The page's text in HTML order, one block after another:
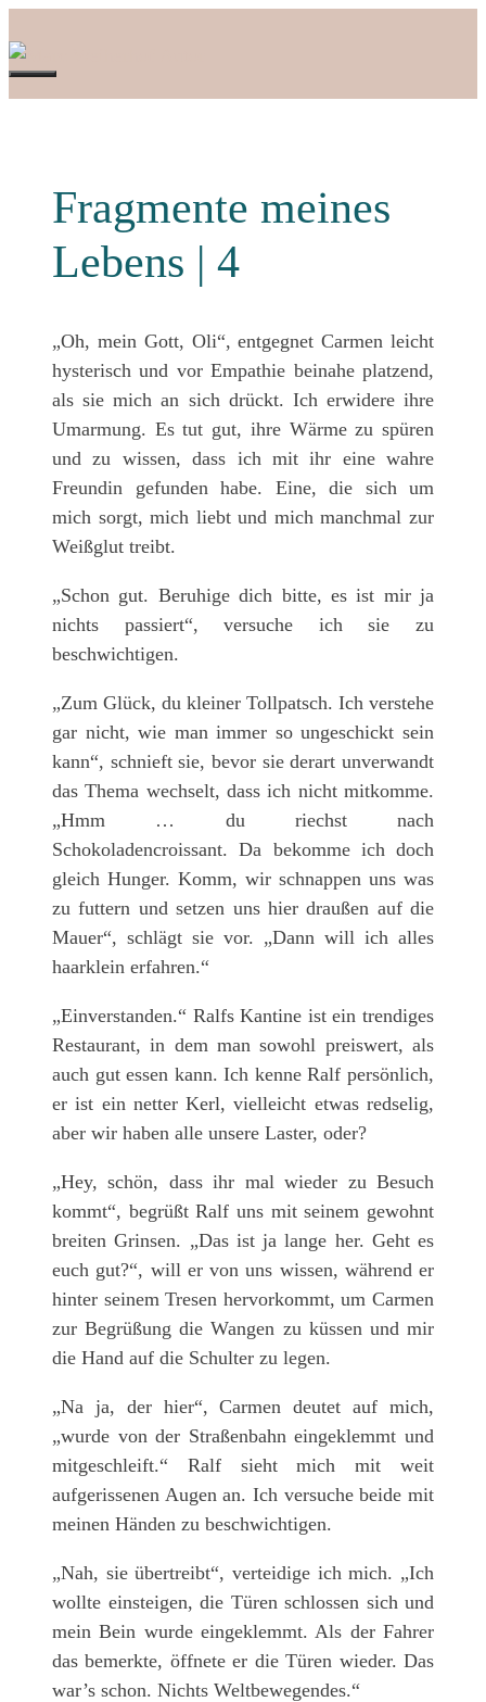
Inhalt
springen
Fragmente meines
Lebens | 4
„Oh, mein Gott, Oli“, entgegnet Carmen leicht
hysterisch und vor Empathie beinahe platzend,
als sie mich an sich drückt. Ich erwidere ihre
Umarmung. Es tut gut, ihre Wärme zu spüren
und zu wissen, dass ich mit ihr eine wahre
Freundin gefunden habe. Eine, die sich um
mich sorgt, mich liebt und mich manchmal zur
Weißglut treibt.
„Schon gut. Beruhige dich bitte, es ist mir ja
nichts passiert“, versuche ich sie zu
beschwichtigen.
„Zum Glück, du kleiner Tollpatsch. Ich verstehe
gar nicht, wie man immer so ungeschickt sein
kann“, schnieft sie, bevor sie derart unverwandt
das Thema wechselt, dass ich nicht mitkomme.
„Hmm … du riechst nach
Schokoladencroissant. Da bekomme ich doch
gleich Hunger. Komm, wir schnappen uns was
zu futtern und setzen uns hier draußen auf die
Mauer“, schlägt sie vor. „Dann will ich alles
haarklein erfahren.“
„Einverstanden.“ Ralfs Kantine ist ein trendiges
Restaurant, in dem man sowohl preiswert, als
auch gut essen kann. Ich kenne Ralf persönlich,
er ist ein netter Kerl, vielleicht etwas redselig,
aber wir haben alle unsere Laster, oder?
„Hey, schön, dass ihr mal wieder zu Besuch
kommt“, begrüßt Ralf uns mit seinem gewohnt
breiten Grinsen. „Das ist ja lange her. Geht es
euch gut?“, will er von uns wissen, während er
hinter seinem Tresen hervorkommt, um Carmen
zur Begrüßung die Wangen zu küssen und mir
die Hand auf die Schulter zu legen.
„Na ja, der hier“, Carmen deutet auf mich,
„wurde von der Straßenbahn eingeklemmt und
mitgeschleift.“ Ralf sieht mich mit weit
aufgerissenen Augen an. Ich versuche beide mit
meinen Händen zu beschwichtigen.
„Nah, sie übertreibt“, verteidige ich mich. „Ich
wollte einsteigen, die Türen schlossen sich und
mein Bein wurde eingeklemmt. Als der Fahrer
das bemerkte, öffnete er die Türen wieder. Das
war’s schon. Nichts Weltbewegendes.“